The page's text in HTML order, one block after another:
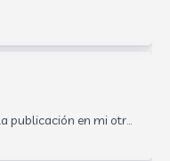
publicación en mi otr...